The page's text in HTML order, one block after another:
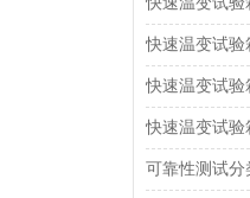
可靠性测试分